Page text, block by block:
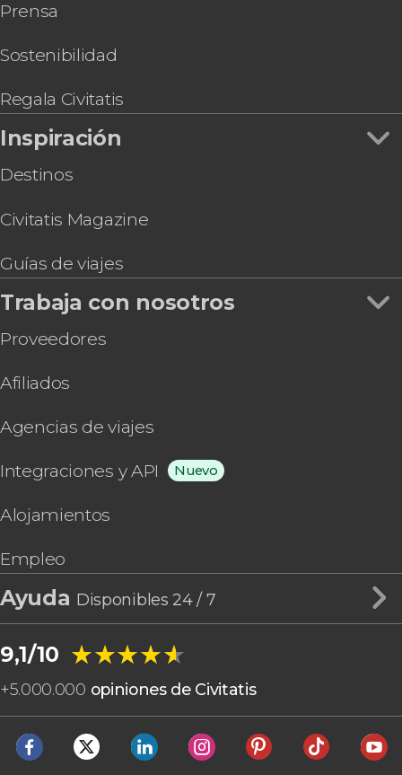
Prensa
Sostenibilidad
Regala Civitatis
Inspiración
Destinos
Civitatis Magazine
Guías de viajes
Trabaja con nosotros
Proveedores
Afiliados
Agencias de viajes
Integraciones y API Nuevo
Alojamientos
Empleo
Ayuda Disponibles 24 / 7
9,1/10 ★★★★★
★★★★★
+5.000.000 opiniones de Civitatis